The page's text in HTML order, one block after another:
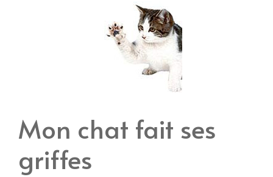
Mon chat fait ses
griffes